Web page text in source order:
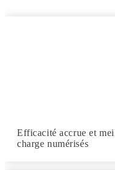
Efficacité accrue et
charge numérisés